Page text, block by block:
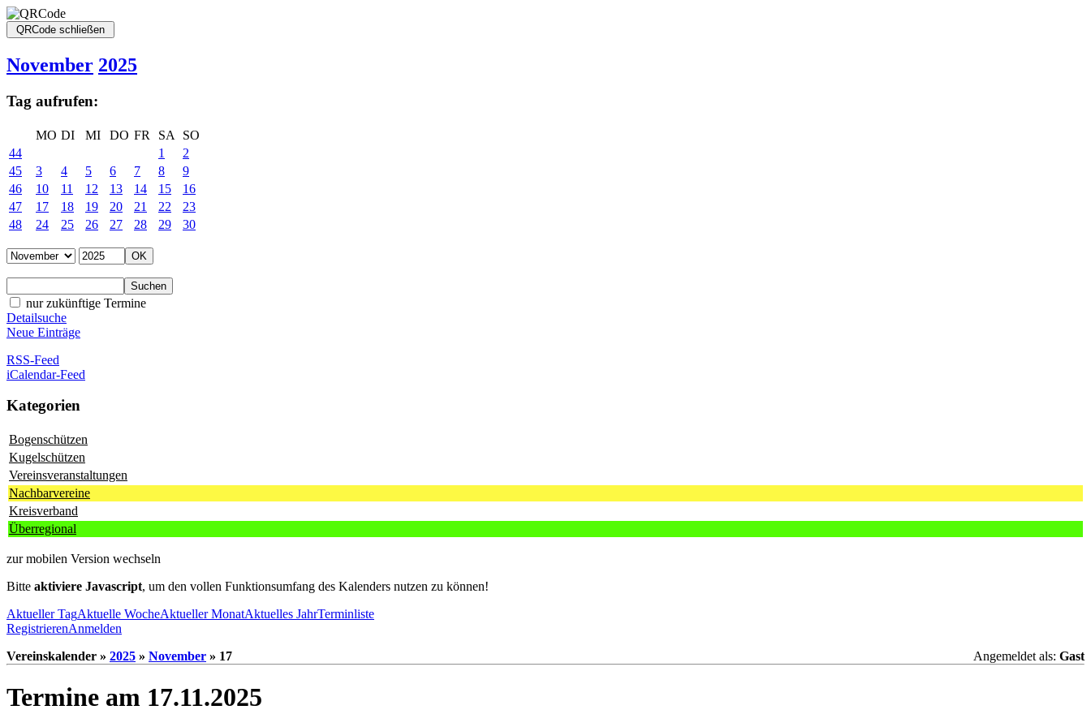
November 2025
Tag aufrufen:
MO DI MI DO FR SA
SO
44
1
2
45
3 4 5 6 7 8
9
46
10 11 12 13 14 15
16
47
17 18 19 20 21 22
23
48
24 25 26 27 28 29 30
nur zukünftige Termine
Detailsuche
Neue Einträge
RSS-Feed
iCalendar-Feed
Kategorien
Bogenschützen
Kugelschützen
Vereinsveranstaltungen
Nachbarvereine
Kreisverband
Überregional
zur mobilen Version wechseln
Bitte aktiviere Javascript, um den vollen Funktionsumfang des Kalenders nutzen zu können!
Aktueller TagAktuelle WocheAktueller MonatAktuelles JahrTerminliste
RegistrierenAnmelden
Vereinskalender » 2025 » November » 17 Angemeldet als: Gast
Termine am 17.11.2025